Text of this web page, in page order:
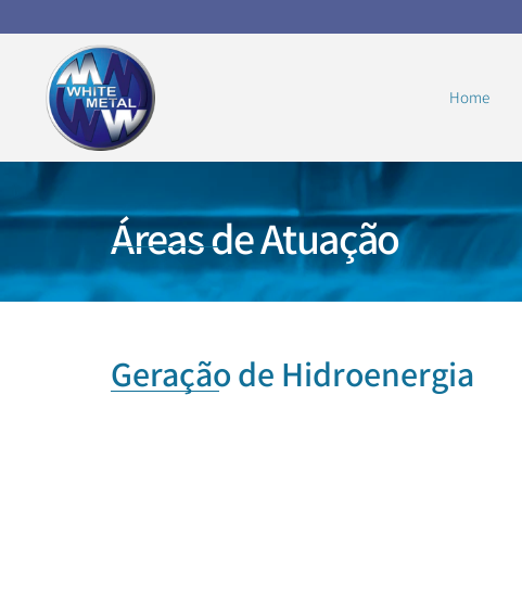
Home
Áreas de Atuação
Geração de Hidroenergia